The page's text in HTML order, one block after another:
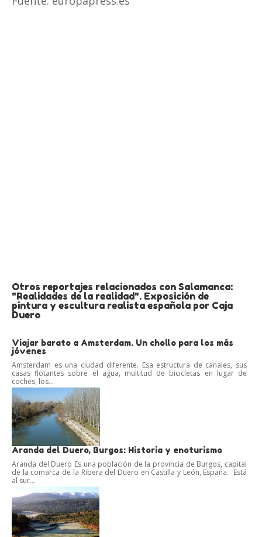
Otros reportajes relacionados con Salamanca:
"Realidades de la realidad". Exposición de
pintura y escultura realista española por Caja
Duero
Viajar barato a Amsterdam. Un chollo para los más
jóvenes
Amsterdam es una ciudad diferente. Esa estructura de canales, sus
casas flotantes sobre el agua, multitud de bicicletas en lugar de
coches, los...
Aranda del Duero, Burgos: Historia y enoturismo
Aranda del Duero Es una población de la provincia de Burgos, capital
de la comarca de la Ribera del Duero en Castilla y León, España. Está
al sur...